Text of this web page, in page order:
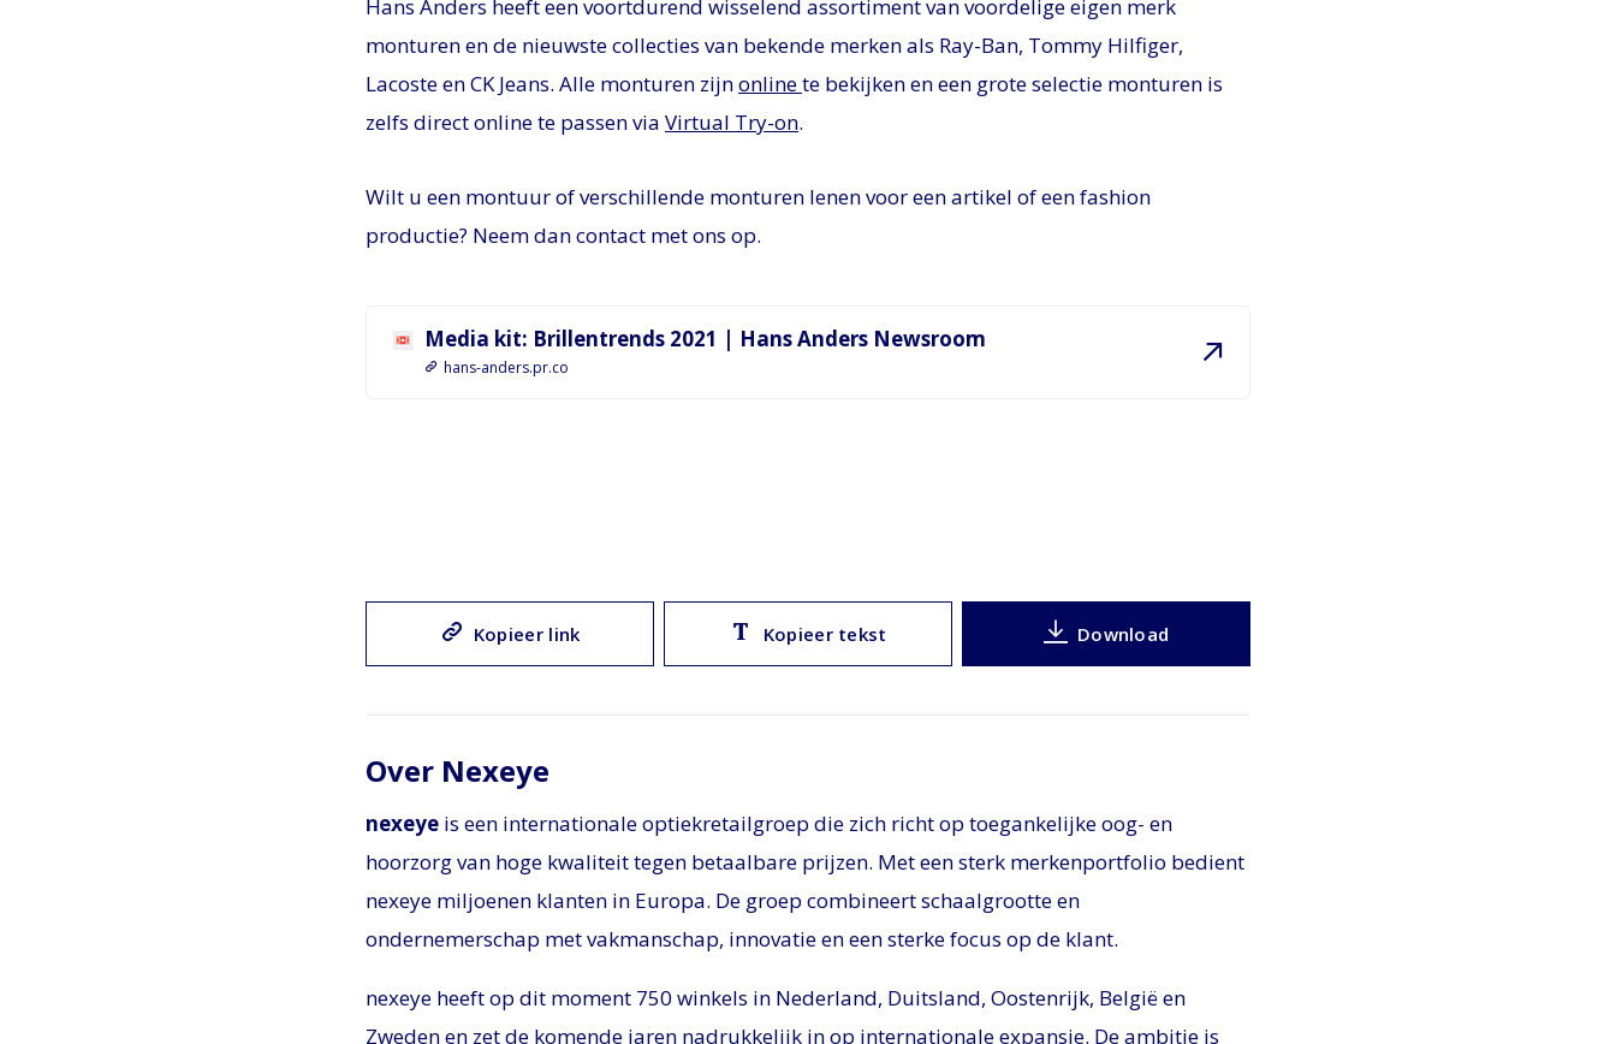
Hans Anders heeft een voortdurend wisselend assortiment van voordelige eigen merk
monturen en de nieuwste collecties van bekende merken als Ray-Ban, Tommy Hilfiger,
Lacoste en CK Jeans. Alle monturen zijnonlinete bekijken en een grote selectie monturen is
zelfs direct online te passen via Virtual Try-on.
Wilt u een montuur of verschillende monturen lenen voor een artikel of een fashion
productie? Neem dan contact met ons op.
Media kit: Brillentrends 2021 | Hans Anders Newsroom
hans-anders.pr.co
Kopieer link Kopieer tekst Download
Over Nexeye
nexeye is een internationale optiekretailgroep die zich richt op toegankelijke oog- en
hoorzorg van hoge kwaliteit tegen betaalbare prijzen. Met een sterk merkenportfolio bedient
nexeye miljoenen klanten in Europa. De groep combineert schaalgrootte en
ondernemerschap met vakmanschap, innovatie en een sterke focus op de klant.
nexeye heeft op dit moment 750 winkels in Nederland, Duitsland, Oostenrijk, België en
Zweden en zet de komende jaren nadrukkelijk in op internationale expansie. De ambitie is